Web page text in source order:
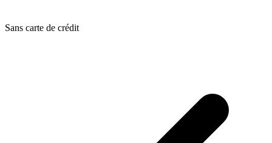
Sans carte de crédit